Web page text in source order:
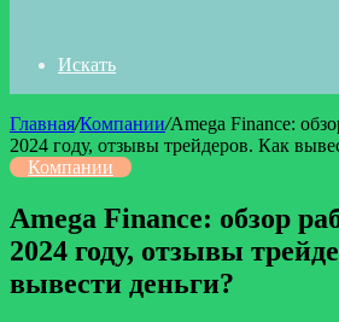
Искать
Главная/Компании/Amega Finance:
2024 году, отзывы трейдеров. Как
Компании
Amega Finance: обзор
2024 году, отзывы
вывести деньги?